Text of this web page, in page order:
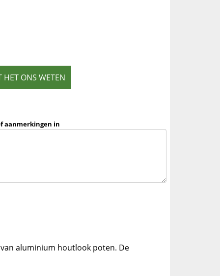
HET ONS WETEN
aanmerkingen in
aluminium houtlook poten. De